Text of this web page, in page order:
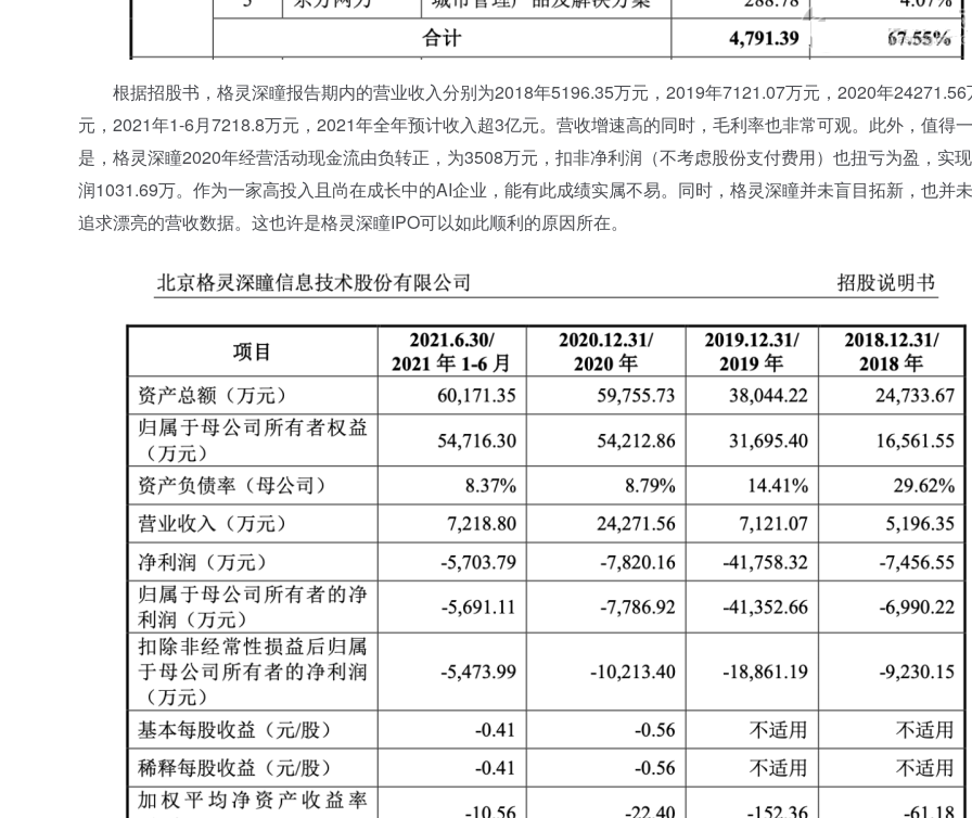
根据招股书，格灵深瞳报告期内的营业收入分别为2018年5196.35万元，2019年7121.07万元，2020年24271.56
元，2021年1-6月7218.8万元，2021年全年预计收入超3亿元。营收增速高的同时，毛利率也非常可观。此外，值得
是，格灵深瞳2020年经营活动现金流由负转正，为3508万元，扣非净利润（不考虑股份支付费用）也扭亏为盈，实
润1031.69万。作为一家高投入且尚在成长中的AI企业，能有此成绩实属不易。同时，格灵深瞳并未盲目拓新，也并
追求漂亮的营收数据。这也许是格灵深瞳IPO可以如此顺利的原因所在。